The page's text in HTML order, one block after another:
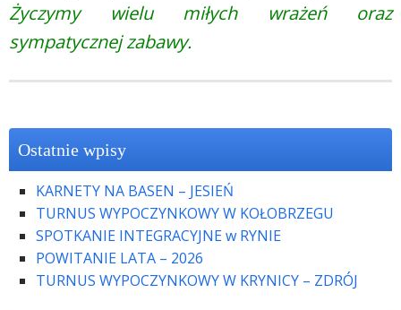
Życzymy wielu miłych wrażeń oraz
sympatycznej zabawy.
Ostatnie wpisy
KARNETY NA BASEN – JESIEŃ
TURNUS WYPOCZYNKOWY W KOŁOBRZEGU
SPOTKANIE INTEGRACYJNE w RYNIE
POWITANIE LATA – 2026
TURNUS WYPOCZYNKOWY W KRYNICY – ZDRÓJ